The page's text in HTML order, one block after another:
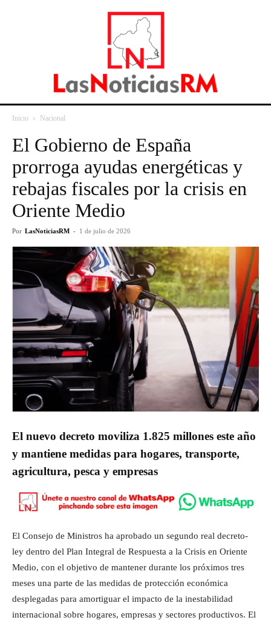
Inicio Nacional
El Gobierno de España
prorroga ayudas energéticas y
rebajas fiscales por la crisis en
Oriente Medio
Por LasNoticiasRM - 1 de julio de 2026
El nuevo decreto moviliza 1.825 millones este año
y mantiene medidas para hogares, transporte,
agricultura, pesca y empresas
El Consejo de Ministros ha aprobado un segundo real decreto-
ley dentro del Plan Integral de Respuesta a la Crisis en Oriente
Medio, con el objetivo de mantener durante los próximos tres
meses una parte de las medidas de protección económica
desplegadas para amortiguar el impacto de la inestabilidad
internacional sobre hogares, empresas y sectores productivos. El